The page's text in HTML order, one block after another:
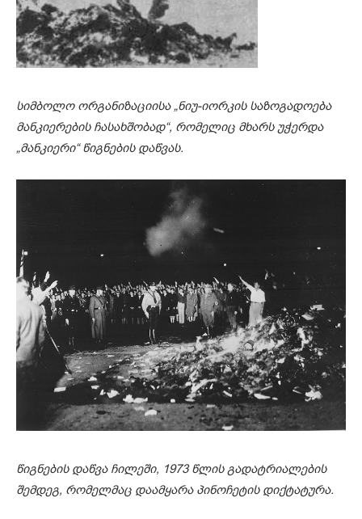
სიმბოლო ორგანიზაციისა „ნიუ-იორკის საზოგადოება
მანკიერების ჩასახშობად“, რომელიც მხარს უჭერდა
„მანკიერი“ წიგნების დაწვას.
წიგნების დაწვა ჩილეში, 1973 წლის გადატრიალების
შემდეგ, რომელმაც დაამყარა პინოჩეტის დიქტატურა.